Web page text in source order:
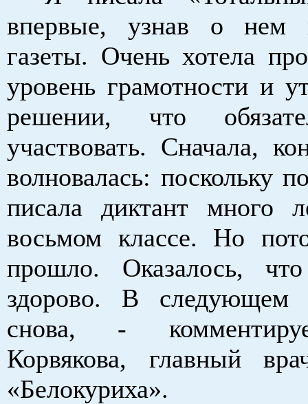
впервые, узнав о нем
газеты. Очень хотела
уровень грамотности и
решении, что
участвовать. Сначала,
волновалась: поскольку
писала диктант много
восьмом классе. Но
прошло. Оказалось,
здорово. В следующем
снова, -
Корвякова, главный
«Белокуриха».